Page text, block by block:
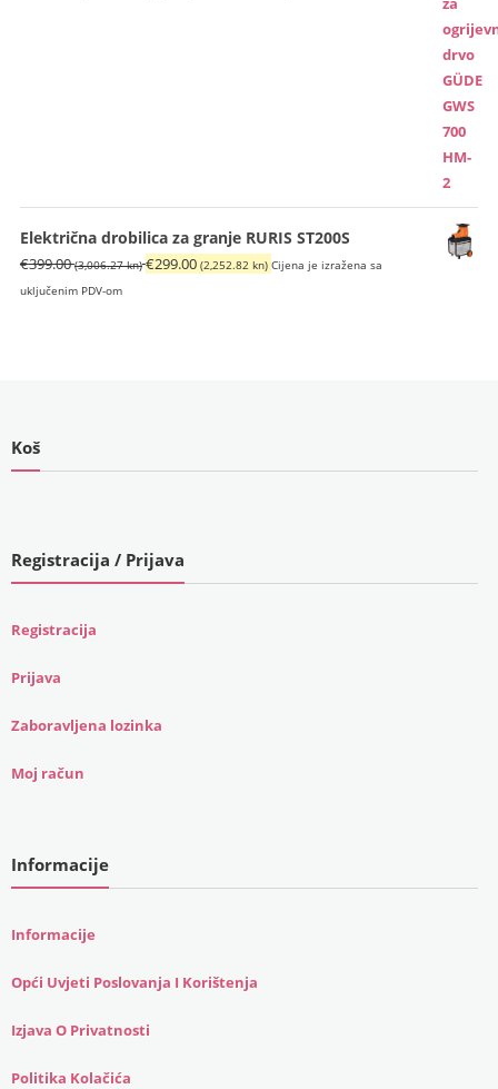
Električna drobilica za granje RURIS ST200S
€399.00 (3,006.27 kn)Izvorna
€299.00 (2,252.82 kn) Trenutna
Cijena je izražena sa
uključenim PDV-om
Koš
Registracija / Prijava
Registracija
Prijava
Zaboravljena lozinka
Moj račun
Informacije
Informacije
Opći Uvjeti Poslovanja I Korištenja
Izjava O Privatnosti
Politika Kolačića